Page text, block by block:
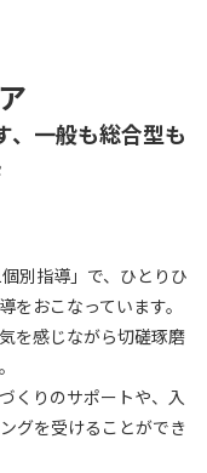
、一般も総合型も
別指導」で、ひとりひ
をおこなっています。
を感じながら切磋琢磨
くりのサポートや、入
グを受けることができ